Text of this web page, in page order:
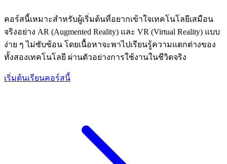
คอร์สนี้เหมาะสำหรับผู้เริ่มต้นที่อยากเข้าใจเทคโนโลยีเสมือน
จริงอย่าง AR (Augmented Reality) และ VR (Virtual Reality) แบบ
ง่าย ๆ ไม่ซับซ้อน โดยเนื้อหาจะพาไปเรียนรู้ความแตกต่างของ
ทั้งสองเทคโนโลยี ผ่านตัวอย่างการใช้งานในชีวิตจริง
เริ่มต้นเรียนคอร์สนี้